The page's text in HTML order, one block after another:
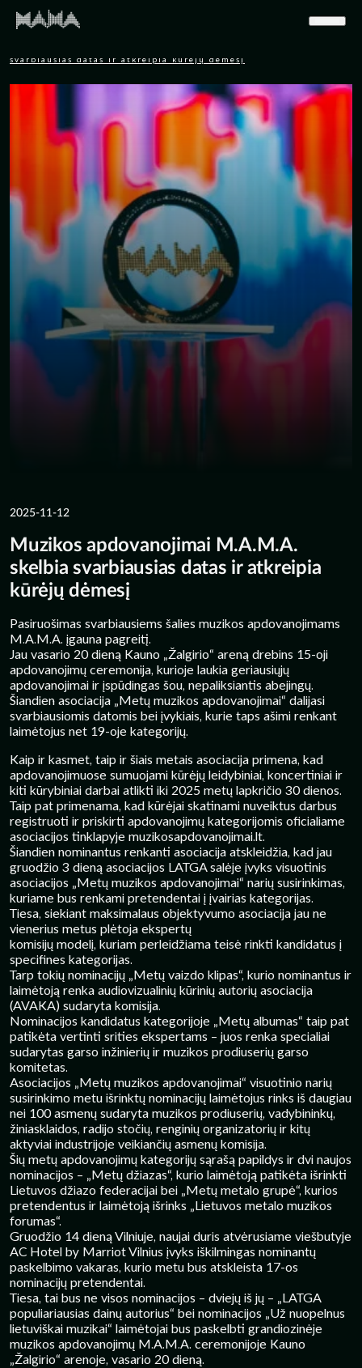
svarbiausias datas ir atkreipia kūrėjų dėmesį
2025-11-12
Muzikos apdovanojimai M.A.M.A.
skelbia svarbiausias datas ir atkreipia
kūrėjų dėmesį
Pasiruošimas svarbiausiems šalies muzikos apdovanojimams
M.A.M.A. įgauna pagreitį.
Jau vasario 20 dieną Kauno „Žalgirio“ areną drebins 15-oji
apdovanojimų ceremonija, kurioje laukia geriausiųjų
apdovanojimai ir įspūdingas šou, nepaliksiantis abejingų.
Šiandien asociacija „Metų muzikos apdovanojimai“ dalijasi
svarbiausiomis datomis bei įvykiais, kurie taps ašimi renkant
laimėtojus net 19-oje kategorijų.
Kaip ir kasmet, taip ir šiais metais asociacija primena, kad
apdovanojimuose sumuojami kūrėjų leidybiniai, koncertiniai ir
kiti kūrybiniai darbai atlikti iki 2025 metų lapkričio 30 dienos.
Taip pat primenama, kad kūrėjai skatinami nuveiktus darbus
registruoti ir priskirti apdovanojimų kategorijomis oficialiame
asociacijos tinklapyje muzikosapdovanojimai.lt.
Šiandien nominantus renkanti asociacija atskleidžia, kad jau
gruodžio 3 dieną asociacijos LATGA salėje įvyks visuotinis
asociacijos „Metų muzikos apdovanojimai“ narių susirinkimas,
kuriame bus renkami pretendentai į įvairias kategorijas.
Tiesa, siekiant maksimalaus objektyvumo asociacija jau ne
vienerius metus plėtoja ekspertų
komisijų modelį, kuriam perleidžiama teisė rinkti kandidatus į
specifines kategorijas.
Tarp tokių nominacijų „Metų vaizdo klipas“, kurio nominantus ir
laimėtoją renka audiovizualinių kūrinių autorių asociacija
(AVAKA) sudaryta komisija.
Nominacijos kandidatus kategorijoje „Metų albumas“ taip pat
patikėta vertinti srities ekspertams – juos renka specialiai
sudarytas garso inžinierių ir muzikos prodiuserių garso
komitetas.
Asociacijos „Metų muzikos apdovanojimai“ visuotinio narių
susirinkimo metu išrinktų nominacijų laimėtojus rinks iš daugiau
nei 100 asmenų sudaryta muzikos prodiuserių, vadybininkų,
žiniasklaidos, radijo stočių, renginių organizatorių ir kitų
aktyviai industrijoje veikiančių asmenų komisija.
Šių metų apdovanojimų kategorijų sąrašą papildys ir dvi naujos
nominacijos – „Metų džiazas“, kurio laimėtoją patikėta išrinkti
Lietuvos džiazo federacijai bei „Metų metalo grupė“, kurios
pretendentus ir laimėtoją išrinks „Lietuvos metalo muzikos
forumas“.
Gruodžio 14 dieną Vilniuje, naujai duris atvėrusiame viešbutyje
AC Hotel by Marriot Vilnius įvyks iškilmingas nominantų
paskelbimo vakaras, kurio metu bus atskleista 17-os
nominacijų pretendentai.
Tiesa, tai bus ne visos nominacijos – dviejų iš jų – „LATGA
populiariausias dainų autorius“ bei nominacijos „Už nuopelnus
lietuviškai muzikai“ laimėtojai bus paskelbti grandiozinėje
muzikos apdovanojimų M.A.M.A. ceremonijoje Kauno
„Žalgirio“ arenoje, vasario 20 dieną.